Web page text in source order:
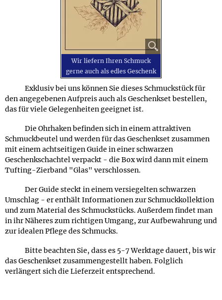
Wir liefern Ihren Schmuck
gerne auch als edles Geschenk
Exklusiv bei uns können Sie dieses Schmuckstück für
den angegebenen Aufpreis auch als Geschenkset bestellen,
das für viele Gelegenheiten geeignet ist.
Die Ohrhaken befinden sich in einem attraktiven
Schmuckbeutel und werden für das Geschenkset zusammen
mit einem achtseitigen Guide in einer schwarzen
Geschenkschachtel verpackt - die Box wird dann mit einem
Tufting-Zierband "Glas" verschlossen.
Der Guide steckt in einem versiegelten schwarzen
Umschlag - er enthält Informationen zur Schmuckkollektion
und zum Material des Schmuckstücks. Außerdem findet man
in ihr Näheres zum richtigen Umgang, zur Aufbewahrung und
zur idealen Pflege des Schmucks.
Bitte beachten Sie, dass es 5-7 Werktage dauert, bis wir
das Geschenkset zusammengestellt haben. Folglich
verlängert sich die Lieferzeit entsprechend.